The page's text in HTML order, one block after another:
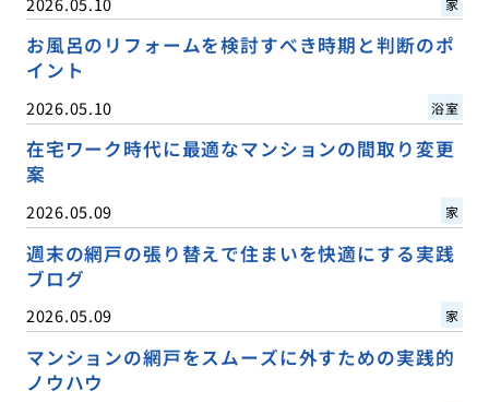
お風呂のリフォームを検討すべき時期と判断のポ
イント
2026.05.10 浴室
在宅ワーク時代に最適なマンションの間取り変更
案
2026.05.09 家
週末の網戸の張り替えで住まいを快適にする実践
ブログ
2026.05.09 家
マンションの網戸をスムーズに外すための実践的
ノウハウ